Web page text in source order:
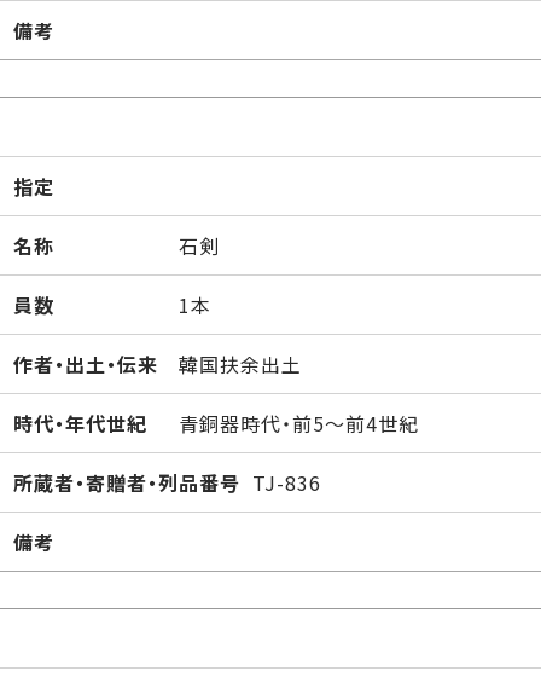
備考
指定
名称 石剣
員数 1本
作者・出土・伝来 韓国扶余出土
時代・年代世紀 青銅器時代・前5～前4世紀
所蔵者・寄贈者・列品番号 TJ-836
備考